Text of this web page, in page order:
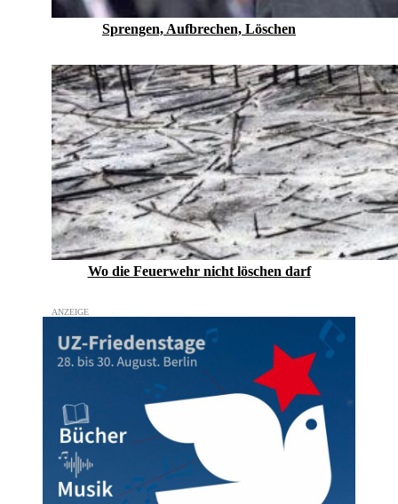
Sprengen, Aufbrechen, Löschen
Wo die Feuerwehr nicht löschen darf